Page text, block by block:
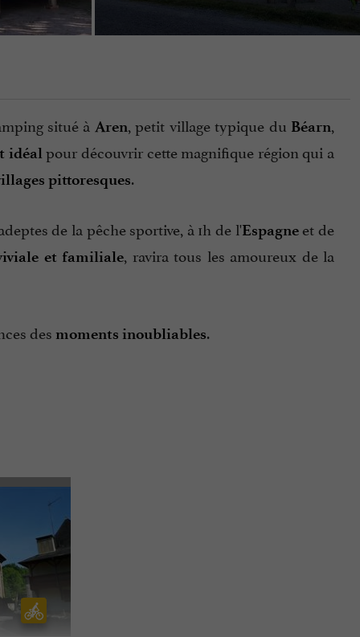
situé à Aren, petit village typique du Béarn,
idéal pour découvrir cette magnifique région qui a
pittoresques.
de la pêche sportive, à 1h de l'Espagneet de
et familiale, ravira tous les amoureux de la
des moments inoubliables.